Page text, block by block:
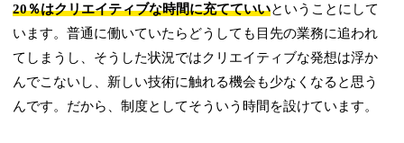
20％はクリエイティブな時間に充てていいということにして
います。普通に働いていたらどうしても目先の業務に追われ
てしまうし、そうした状況ではクリエイティブな発想は浮か
んでこないし、新しい技術に触れる機会も少なくなると思う
んです。だから、制度としてそういう時間を設けています。